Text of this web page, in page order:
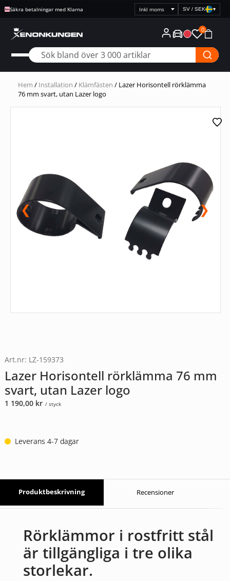
Säkra betalningar med Klarna
Välj
prisvisning
SV / SEK ▾
0
Hem / Installation / Klämfästen / Lazer Horisontell rörklämma
76 mm svart, utan Lazer logo
❮ ❯
Art.nr: LZ-159373
Lazer Horisontell rörklämma 76 mm
svart, utan Lazer logo
1 190,00 kr / styck
Leverans 4-7 dagar
Produktbeskrivning Recensioner
Rörklämmor i rostfritt stål
är tillgängliga i tre olika
storlekar.